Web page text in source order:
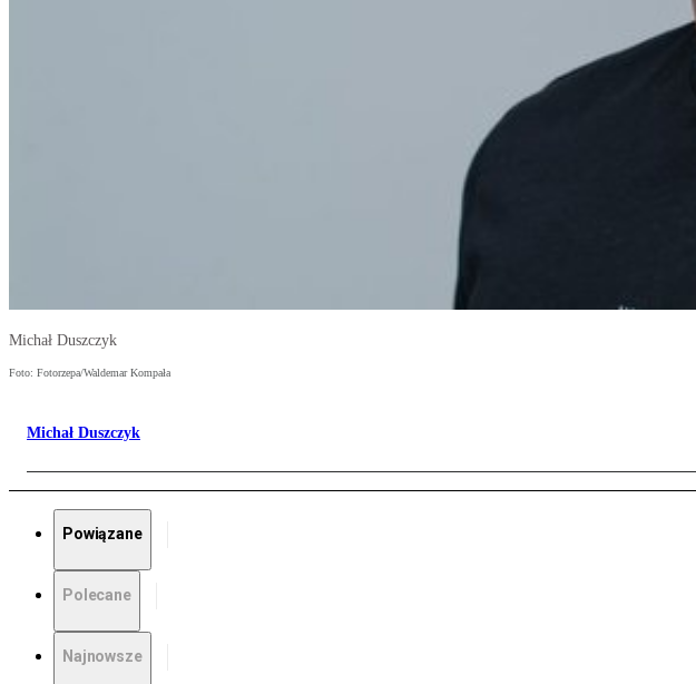
Michał Duszczyk
Foto: Fotorzepa/Waldemar Kompała
Michał Duszczyk
Powiązane
Polecane
Najnowsze